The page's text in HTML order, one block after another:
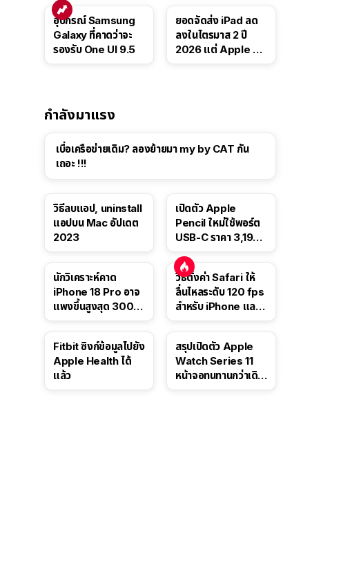
5.6 Luna ให้ผู้ใช้ฟรี
อุปกรณ์ Samsung
Galaxy ที่คาดว่าจะ
รองรับ One UI 9.5
ยอดจัดส่ง iPad ลด
ลงในไตรมาส 2 ปี
2026 แต่ Apple ยัง
กำลังมาแรง
เบื่อเครือข่ายเดิม? ลองย้ายมา my by CAT กัน
เถอะ !!!
วิธีลบแอป, uninstall
แอปบน Mac อัปเดต
2023
เปิดตัว Apple
Pencil ใหม่ใช้พอร์ต
USB-C ราคา 3,190
นี้
นักวิเคราะห์คาด
iPhone 18 Pro อาจ
แพงขึ้นสูงสุด 300
วิธีตั้งค่า Safari ให้
ลื่นไหลระดับ 120 fps
สำหรับ iPhone และ
Fitbit ซิงก์ข้อมูลไปยัง
Apple Health ได้
แล้ว
สรุปเปิดตัว Apple
Watch Series 11
หน้าจอทนทานกว่าเดิม